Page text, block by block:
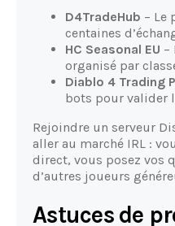
D4TradeHub – Le
centaines
HC Seasonal EU –
organisé par
Diablo 4 Trading
bots pour valider
Rejoindre un serveur
aller au marché IRL :
direct, vous posez vos
d’autres joueurs
Astuces de